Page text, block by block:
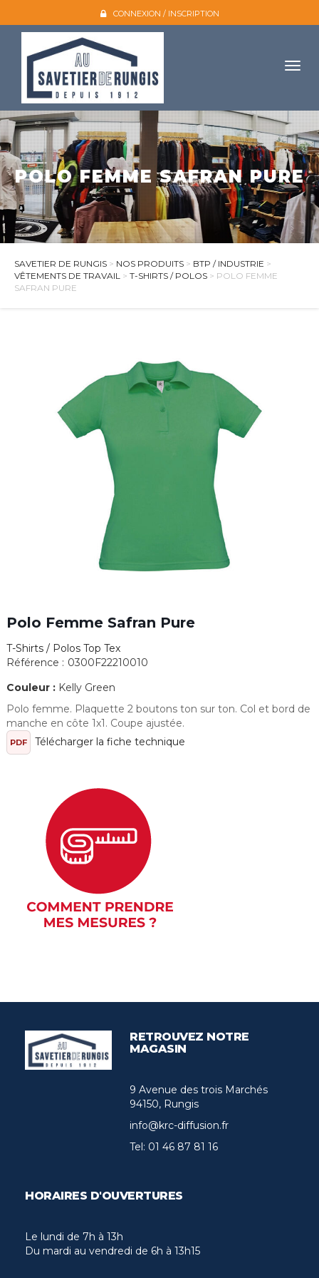
CONNEXION / INSCRIPTION
Accueil
L'entreprise
Nos produits
Galerie photo
Atelier broderie
Catalogues
POLO FEMME SAFRAN PURE
SAVETIER DE RUNGIS > NOS PRODUITS > BTP / INDUSTRIE >
VÊTEMENTS DE TRAVAIL > T-SHIRTS / POLOS > POLO FEMME
SAFRAN PURE
Polo Femme Safran Pure
T-Shirts / Polos Top Tex
Référence : 0300F22210010
Couleur : Kelly Green
Polo femme. Plaquette 2 boutons ton sur ton. Col et bord de
manche en côte 1x1. Coupe ajustée.
PDF Télécharger la fiche technique
RETROUVEZ NOTRE
MAGASIN
9 Avenue des trois Marchés
94150, Rungis
info@krc-diffusion.fr
Tel: 01 46 87 81 16
HORAIRES D'OUVERTURES
Le lundi de 7h à 13h
Du mardi au vendredi de 6h à 13h15